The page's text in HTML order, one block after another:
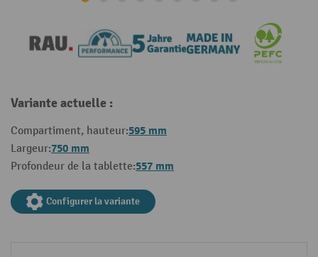
Variante actuelle :
Compartiment, hauteur:595 mm
Largeur:750 mm
Profondeur de la tablette:557 mm
Configurer la variante